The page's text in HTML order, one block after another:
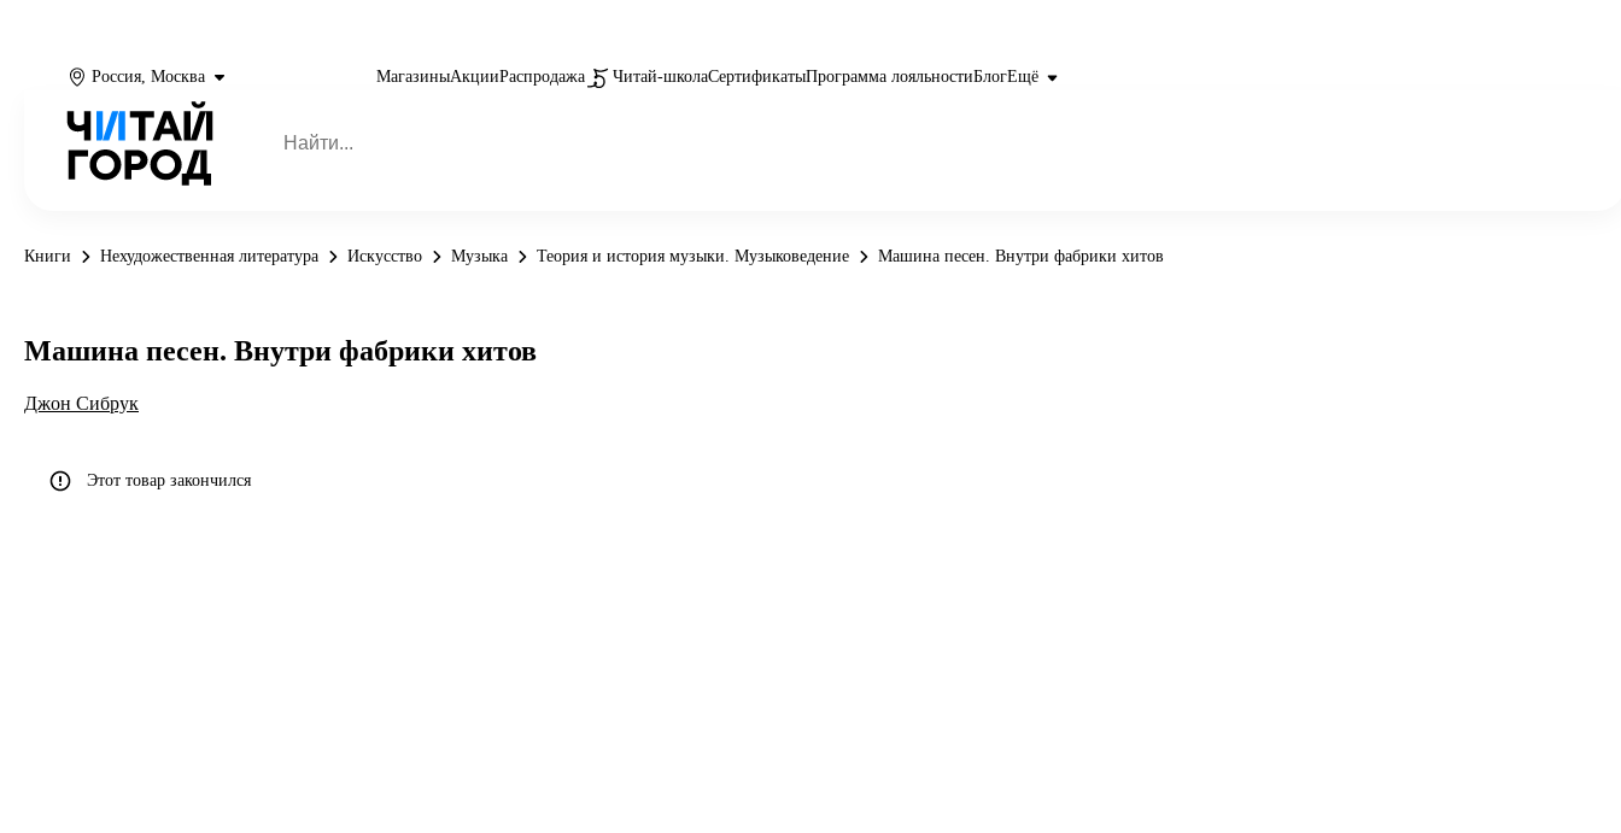
Россия, Москва МагазиныАкцииРаспродажа Читай-школаСертификатыПрограмма лояльностиБлогЕщё
Книги Нехудожественная литература Искусство Музыка Теория и история музыки. Музыковедение Машина песен. Внутри фабрики хитов
Машина песен. Внутри фабрики хитов
Джон Сибрук
Этот товар закончился